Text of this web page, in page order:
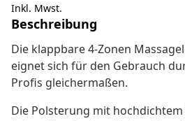
Inkl. Mwst.
Beschreibung
Die klappbare 4-Zonen
eignet sich für den Gebrauch
Profis gleichermaßen.
Die Polsterung mit